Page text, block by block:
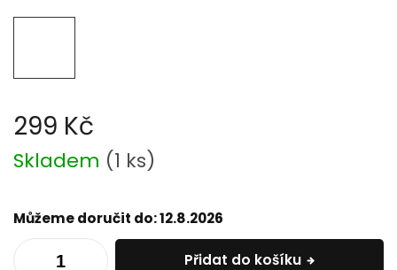
299 Kč
Měrná
cena:
Skladem (1 ks)
Můžeme doručit do:12.8.2026
Přidat do košíku